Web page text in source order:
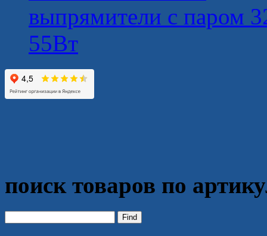
выпрямители с паром
55Вт
поиск товаров по